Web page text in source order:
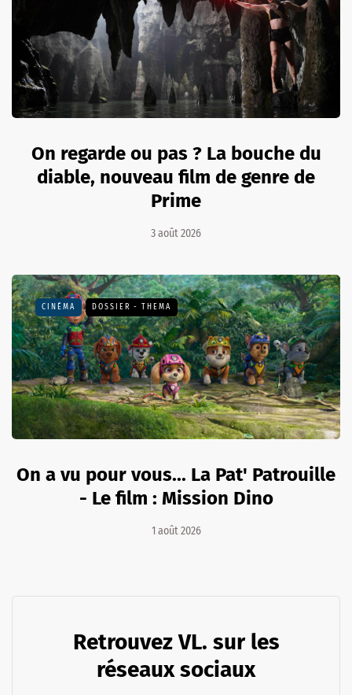
On regarde ou pas ? La bouche du
diable, nouveau film de genre de
Prime
3 août 2026
CINÉMA DOSSIER - THEMA
On a vu pour vous... La Pat' Patrouille
- Le film : Mission Dino
1 août 2026
Retrouvez VL. sur les
réseaux sociaux